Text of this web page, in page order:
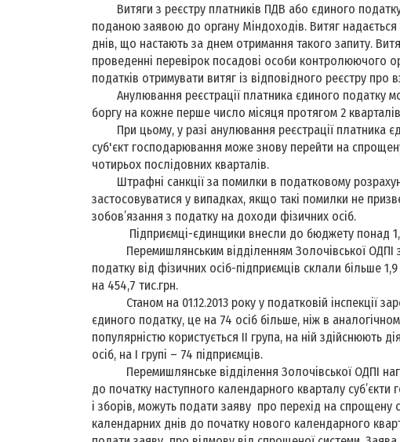
Витяги з реєстру платників ПДВ або єдиного
поданою заявою до органу Міндоходів. Витяг
днів, що настають за днем отримання такого запиту.
проведенні перевірок посадові особи контролюючого
податків отримувати витяг із відповідного реєстру про
Анулювання реєстрації платника єдиного податку
боргу на кожне перше число місяця протягом 2
При цьому, у разі анулювання реєстрації платника
суб'єкт господарювання може знову перейти на
чотирьох послідовних кварталів.
Штрафні санкції за помилки в податковому
застосовуватися у випадках, якщо такі помилки не
зобов’язання з податку на доходи фізичних осіб.
Підприємці-єдинщики внесли до бюджету понад
Перемишлянським відділенням Золочівської ОДПІ
податку від фізичних осіб-підприємців склали більше
на 454,7 тис.грн.
Станом на 01.12.2013 року у податковій інспекції
єдиного податку, це на 74 осіб більше, ніж в
популярністю користується ІІ група, на ній здійснюють
осіб, на І групі – 74 підприємців.
Перемишлянське відділення Золочівської ОДПІ
до початку наступного календарного кварталу
і зборів, можуть подати заяву про перехід на спрощену
календарних днів до початку нового календарного